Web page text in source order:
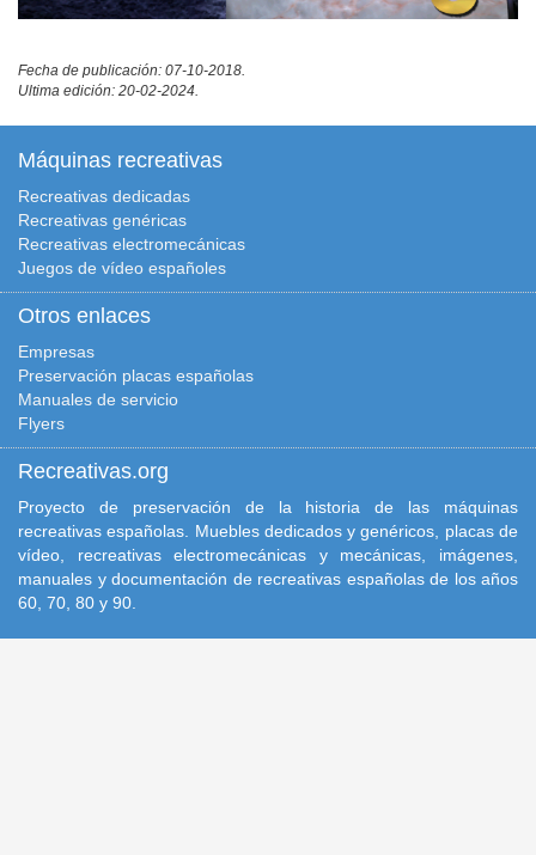
Fecha de publicación: 07-10-2018.
Ultima edición: 20-02-2024.
Máquinas recreativas
Recreativas dedicadas
Recreativas genéricas
Recreativas electromecánicas
Juegos de vídeo españoles
Otros enlaces
Empresas
Preservación placas españolas
Manuales de servicio
Flyers
Recreativas.org
Proyecto de preservación de la historia de las máquinas
recreativas españolas. Muebles dedicados y genéricos, placas de
vídeo, recreativas electromecánicas y mecánicas, imágenes,
manuales y documentación de recreativas españolas de los años
60, 70, 80 y 90.